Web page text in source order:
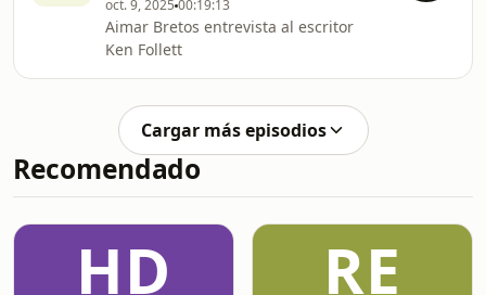
oct. 9, 2025 00:19:13
Aimar Bretos entrevista al escritor
Ken Follett
Cargar más episodios
Recomendado
HD RE